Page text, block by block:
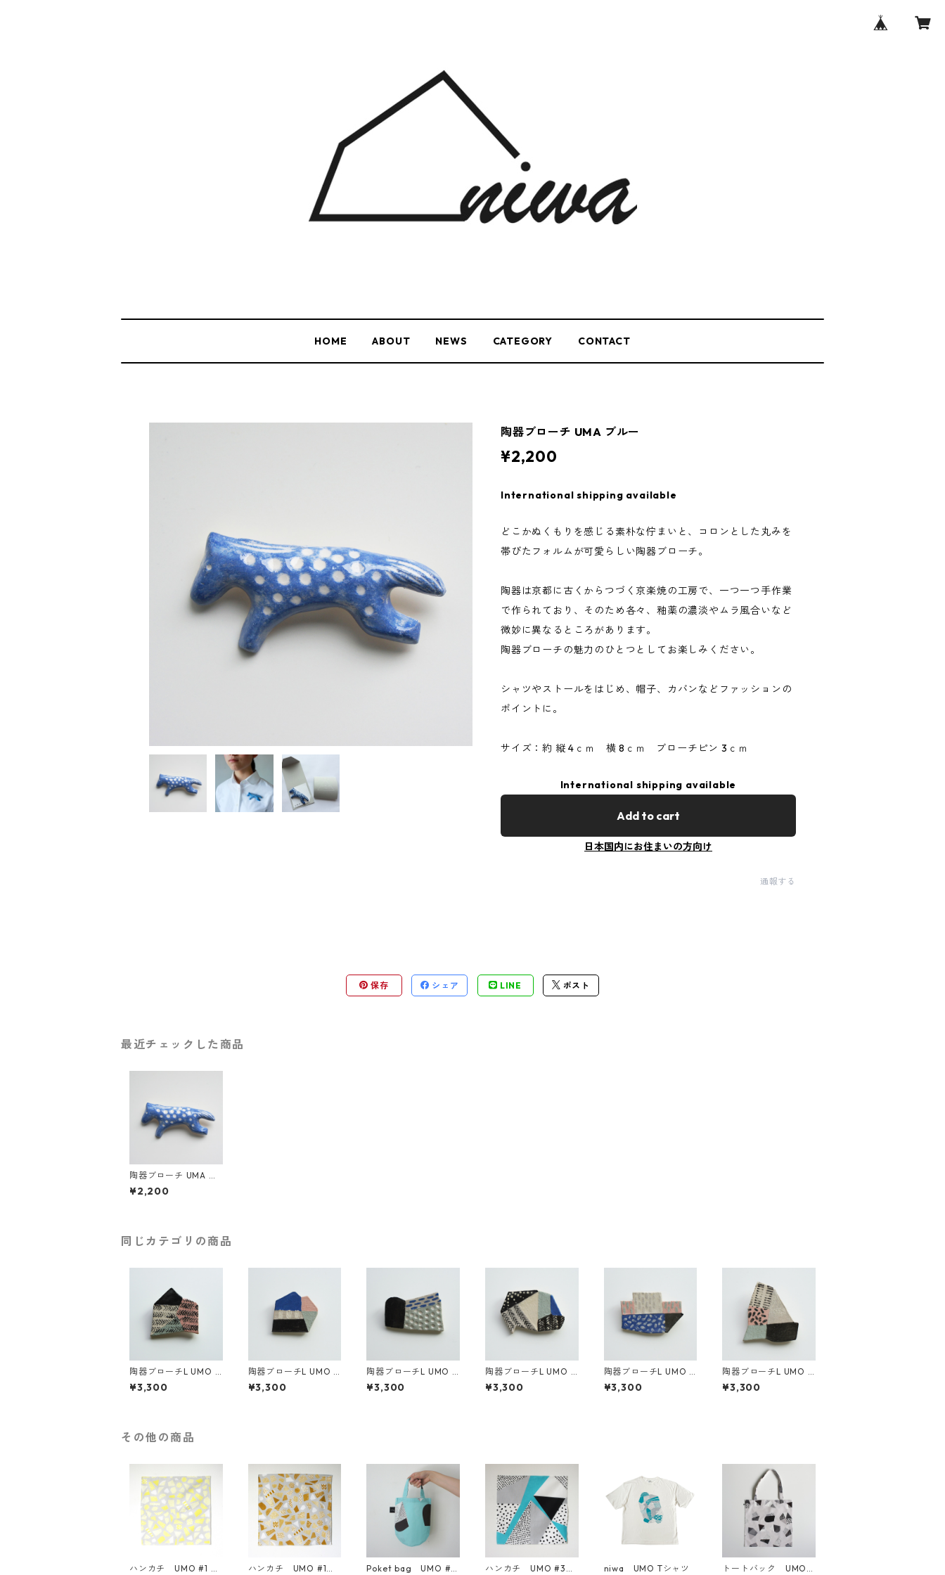
HOME ABOUT NEWS CATEGORY CONTACT
陶器ブローチ UMA ブルー
¥2,200
International shipping available
どこかぬくもりを感じる素朴な佇まいと、コロンとした丸みを
帯びたフォルムが可愛らしい陶器ブローチ。
陶器は京都に古くからつづく京楽焼の工房で、一つ一つ手作業
で作られており、そのため各々、釉薬の濃淡やムラ風合いなど
微妙に異なるところがあります。
陶器ブローチの魅力のひとつとしてお楽しみください。
シャツやストールをはじめ、帽子、カバンなどファッションの
ポイントに。
サイズ：約 縦 4ｃｍ 横 8ｃｍ ブローチピン 3ｃｍ
International shipping available
Add to cart
日本国内にお住まいの方向け
通報する
保存 シェア LINE ポスト
最近チェックした商品
陶器ブローチ UMA ブ
ルー
¥2,200
同じカテゴリの商品
陶器ブローチL UMO #
1¥3,300
陶器ブローチL UMO #
2
¥3,300
陶器ブローチL UMO #
3
¥3,300
陶器ブローチL UMO #
4
¥3,300
陶器ブローチL UMO #
5
¥3,300
陶器ブローチL UMO #
6
¥3,300
その他の商品
ハンカチ UMO #1 イ
ハンカチ UMO #1ブ
Poket bag UMO #2
ハンカチ UMO #3ブ
niwa UMO Tシャツ
トートバック UMO #